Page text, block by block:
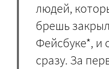
людей,
брешь
Фейсбуке*, и
сразу. За